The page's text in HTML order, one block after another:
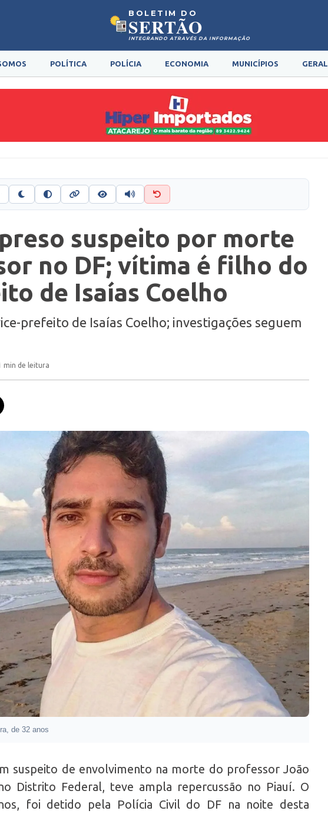
BOLETIM DO
SERTÃO
INTEGRANDO ATRAVÉS DA INFORMAÇÃO
POLÍTICA POLÍCIA ECONOMIA MUNICÍPIOS GERAL
suspeito por morte
no DF; vítima é filho do
de Isaías Coelho
prefeito de Isaías Coelho; investigações seguem
min de leitura
de 32 anos
suspeito de envolvimento na morte do professor João
Distrito Federal, teve ampla repercussão no Piauí. O
foi detido pela Polícia Civil do DF na noite desta